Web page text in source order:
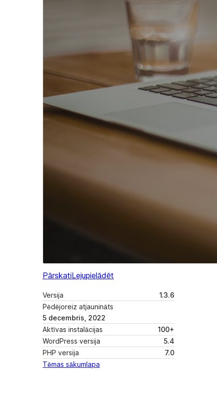
PārskatiLejupielādēt
Versija
1.3.6
Pēdējoreiz atjaunināts
5 decembris, 2022
Aktīvas instalācijas
100+
WordPress versija
5.4
PHP versija
7.0
Tēmas sākumlapa